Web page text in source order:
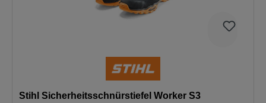
Stihl Sicherheitsschnürstiefel Worker S3